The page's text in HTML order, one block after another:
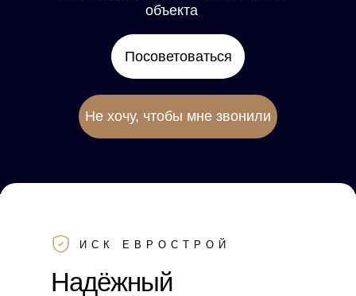
Не хочу, чтобы мне звонили
Посоветоваться
объекта
Надёжный
ИСК ЕВРОСТРОЙ